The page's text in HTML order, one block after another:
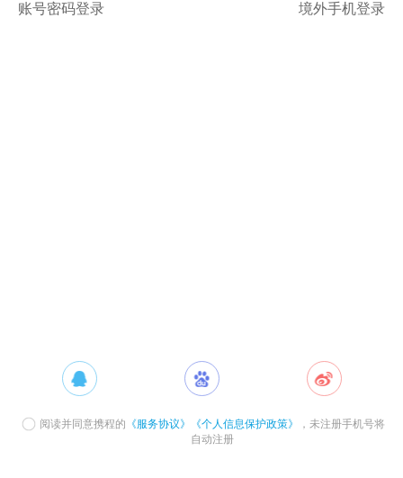
账号密码登录 境外手机登录
阅读并同意携程的 《服务协议》 《个人信息保护政策》
，未注册手机号将
自动注册